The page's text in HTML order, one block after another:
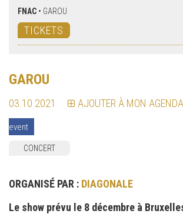
FNAC • GAROU
TICKETS
GAROU
03.10.2021 AJOUTER À MON AGENDA
event
CONCERT
ORGANISÉ PAR : DIAGONALE
Le show prévu le 8 décembre à